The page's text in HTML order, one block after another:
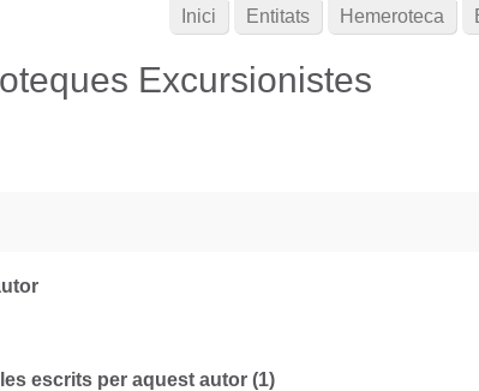
Excursionistes
escrits per aquest autor (1)
Inici Entitats Hemeroteca